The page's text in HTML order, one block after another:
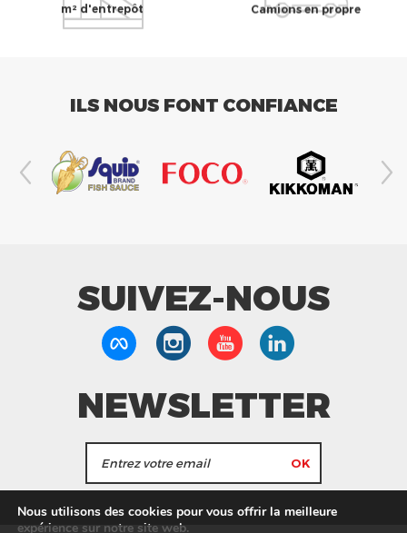
m² d'entrepôt Camions en propre
ILS NOUS FONT CONFIANCE
SUIVEZ-NOUS
NEWSLETTER
J'accepte de recevoir les actualités et les
informations de Tang Frères.
Nous utilisons des cookies pour vous offrir la meilleure
expérience sur notre site web.